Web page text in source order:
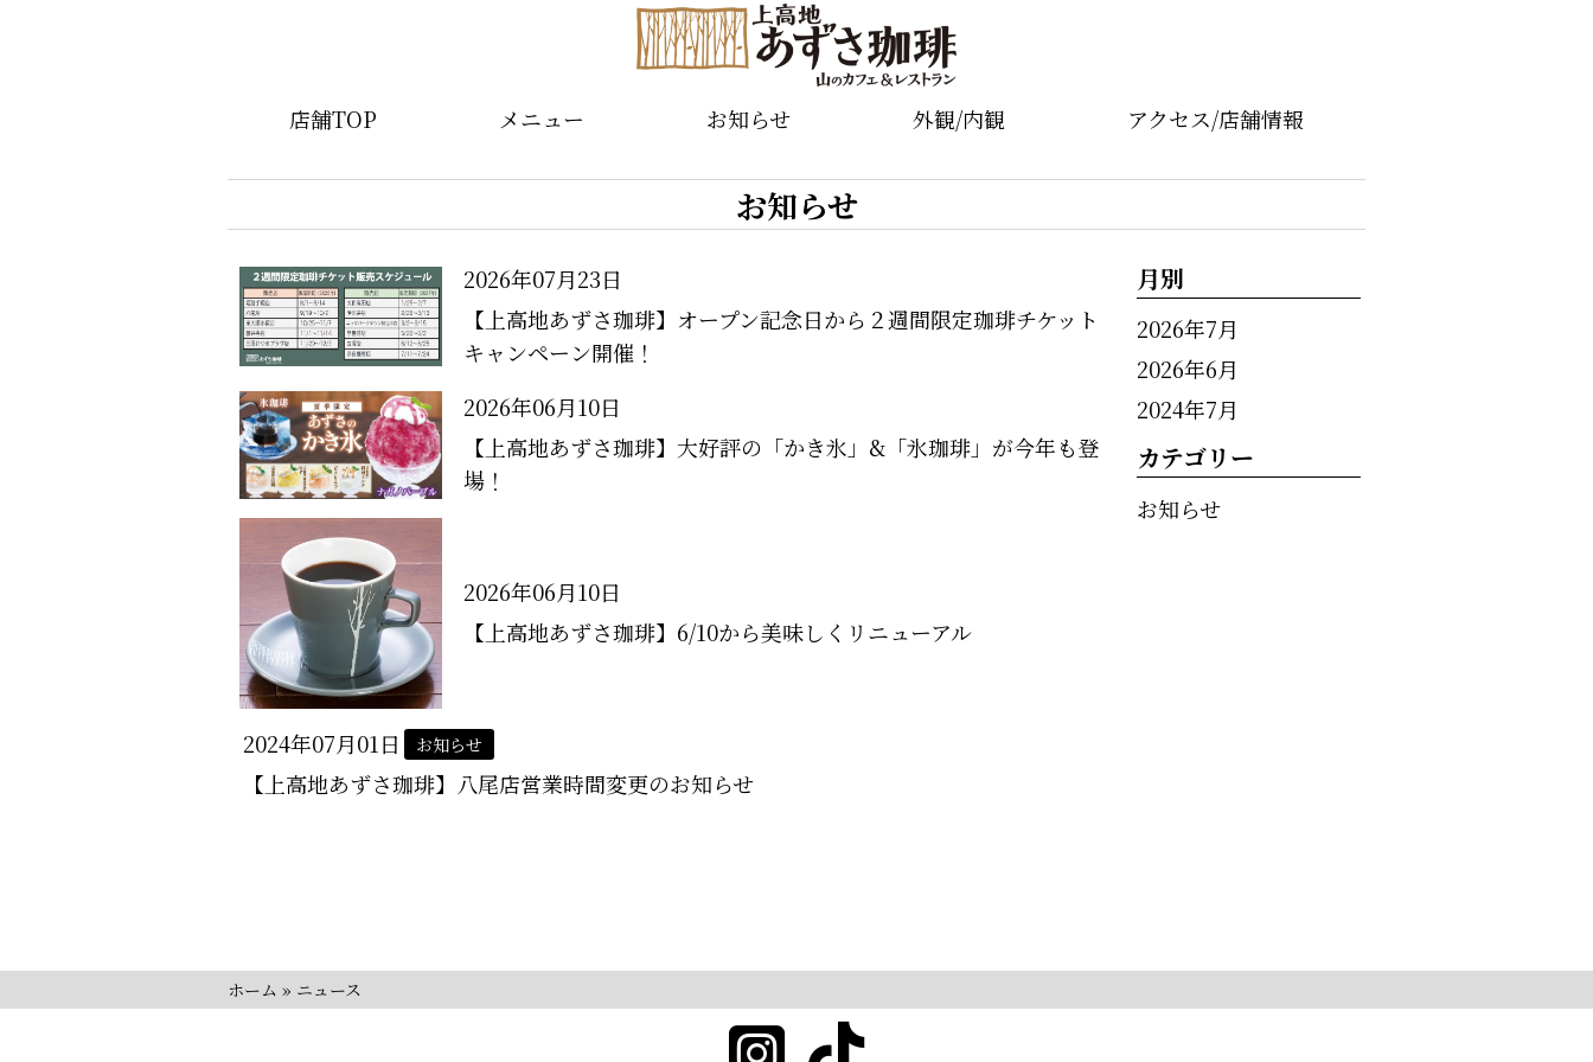
店舗TOP メニュー お知らせ 外観/内観 アクセス/店舗情報
お知らせ
2026年07月23日
【上高地あずさ珈琲】オープン記念日から２週間限定珈琲チケット
キャンペーン開催！
2026年06月10日
【上高地あずさ珈琲】大好評の「かき氷」&「氷珈琲」が今年も登
場！
2026年06月10日
【上高地あずさ珈琲】6/10から美味しくリニューアル
2024年07月01日 お知らせ
【上高地あずさ珈琲】八尾店営業時間変更のお知らせ
月別
2026年7月
2026年6月
2024年7月
カテゴリー
お知らせ
ホーム » ニュース